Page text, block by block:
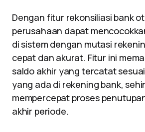
Dengan fitur rekonsiliasi bank
perusahaan dapat
di sistem dengan mutasi
cepat dan akurat. Fitur ini
saldo akhir yang tercatat
yang ada di rekening bank,
mempercepat proses
akhir periode.